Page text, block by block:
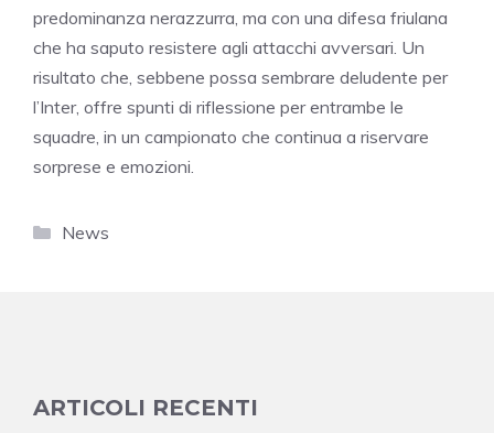
predominanza nerazzurra, ma con una difesa friulana
che ha saputo resistere agli attacchi avversari. Un
risultato che, sebbene possa sembrare deludente per
l’Inter, offre spunti di riflessione per entrambe le
squadre, in un campionato che continua a riservare
sorprese e emozioni.
Categorie
News
ARTICOLI RECENTI